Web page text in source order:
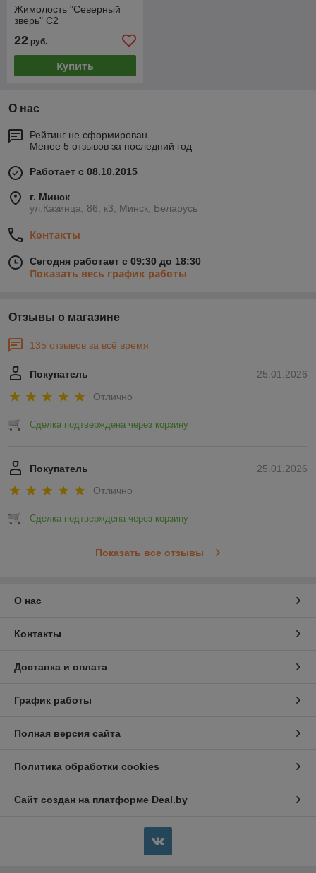
Жимолость "Северный
зверь" С2
22 руб.
Купить
О нас
Рейтинг не сформирован
Менее 5 отзывов за последний год
Работает с 08.10.2015
г. Минск
ул.Казинца, 86, к3, Минск, Беларусь
Контакты
Сегодня работает с 09:30 до 18:30
Показать весь график работы
Отзывы о магазине
135 отзывов за всё время
25.01.2026
Покупатель
Отлично
Сделка подтверждена через корзину
25.01.2026
Покупатель
Отлично
Сделка подтверждена через корзину
Показать все отзывы
О нас
Контакты
Доставка и оплата
График работы
Полная версия сайта
Политика обработки cookies
Сайт создан на платформе Deal.by